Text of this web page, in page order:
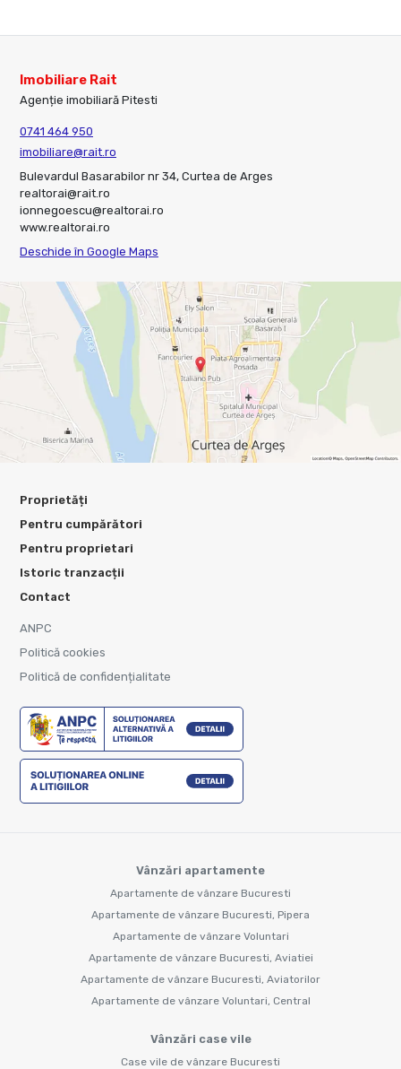
Imobiliare Rait
Agenție imobiliară Pitesti
0741 464 950
imobiliare@rait.ro
Bulevardul Basarabilor nr 34, Curtea de Arges
realtorai@rait.ro
ionnegoescu@realtorai.ro
www.realtorai.ro
Deschide în Google Maps
Proprietăți
Pentru cumpărători
Pentru proprietari
Istoric tranzacții
Contact
ANPC
Politică cookies
Politică de confidențialitate
Vânzări apartamente
Apartamente de vânzare Bucuresti
Apartamente de vânzare Bucuresti, Pipera
Apartamente de vânzare Voluntari
Apartamente de vânzare Bucuresti, Aviatiei
Apartamente de vânzare Bucuresti, Aviatorilor
Apartamente de vânzare Voluntari, Central
Vânzări case vile
Case vile de vânzare Bucuresti